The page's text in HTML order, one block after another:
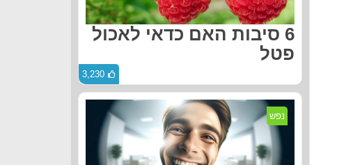
6 סיבות האם כדאי לאכול
פטל
3,230
נפש